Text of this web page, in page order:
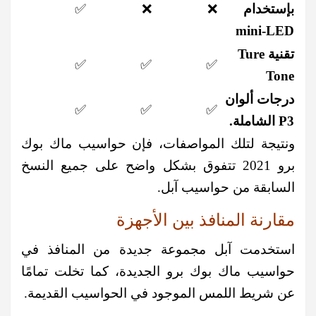
بإستخدام
mini-LED
❌
❌
✅
تقنية Ture
Tone
✅
✅
✅
درجات ألوان
P3 الشاملة.
✅
✅
✅
ونتيجة لتلك المواصفات، فإن حواسيب ماك بوك
برو 2021 تتفوق بشكل واضح على جميع النسخ
السابقة من حواسيب آبل.
مقارنة المنافذ بين الأجهزة
استخدمت آبل مجموعة جديدة من المنافذ في
حواسيب ماك بوك برو الجديدة، كما تخلت تمامًا
عن شريط اللمس الموجود في الحواسيب القديمة.